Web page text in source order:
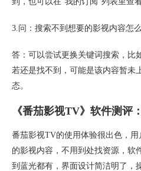
3.问：搜索不到想要的影视内容怎
答：可以尝试更换关键词搜索，比
若还是找不到，可能是该内容暂未
态。
《番茄影视TV》软件测评：
番茄影视TV的使用体验很出色，
的影视内容，不用到处找资源，软
到蓝光都有，界面设计简洁明了，